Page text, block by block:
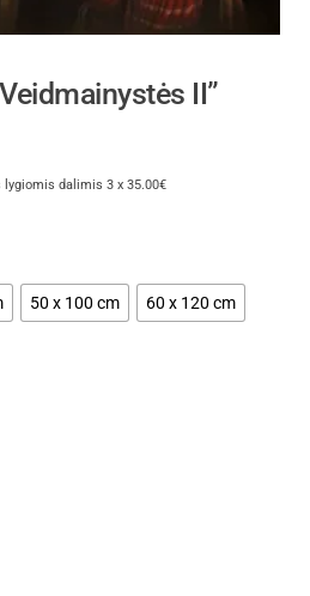
II”
dalimis 3 x 35.00€
50 x 100 cm 60 x 120 cm